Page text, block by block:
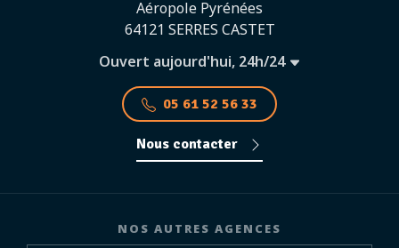
Aéropole Pyrénées
64121 SERRES CASTET
Ouvert aujourd'hui, 24h/24
05 61 52 56 33
Nous contacter
NOS AUTRES AGENCES